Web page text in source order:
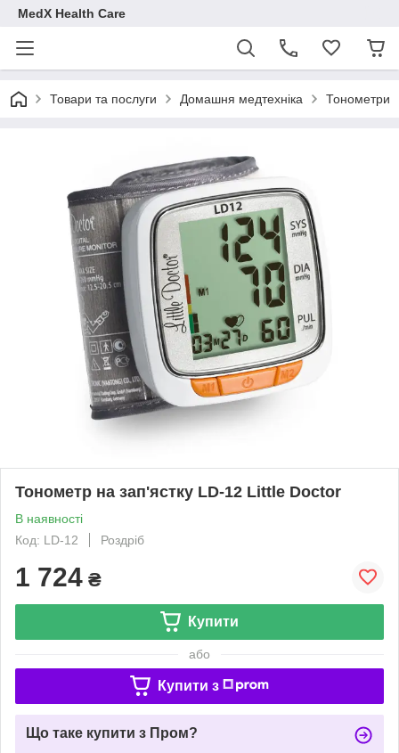
MedX Health Care
Товари та послуги Домашня медтехніка Тонометри
Тонометр на зап'ястку LD-12 Little Doctor
В наявності
Код: LD-12
Роздріб
1 724 ₴
Купити
або
Купити з
Що таке купити з Пром?